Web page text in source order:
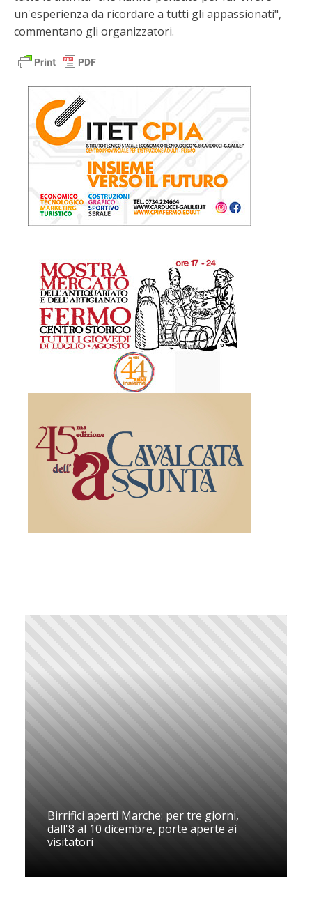
un'esperienza da ricordare a tutti gli appassionati",
commentano gli organizzatori.
Birrifici aperti Marche: per tre giorni,
dall'8 al 10 dicembre, porte aperte ai
visitatori